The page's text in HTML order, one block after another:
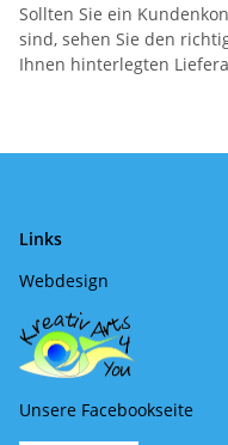
Sollten Sie ein
sind, sehen Sie den
Ihnen hinterlegten
Links
Webdesign
Unsere Facebookseite